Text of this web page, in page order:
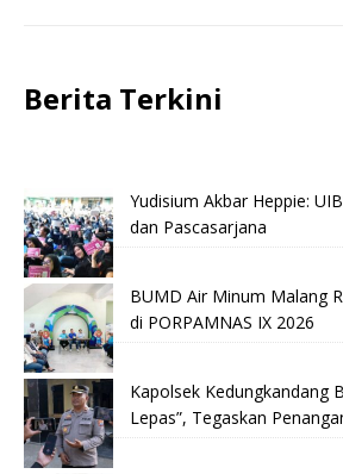
Berita Terkini
Yudisium Akbar Heppie:
dan Pascasarjana
BUMD Air Minum Malang
di PORPAMNAS IX 2026
Kapolsek Kedungkandang
Lepas”, Tegaskan